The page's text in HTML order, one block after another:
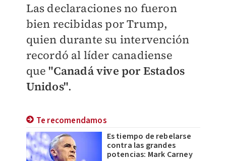
Las declaraciones no fueron
bien recibidas por Trump,
quien durante su intervención
recordó al líder canadiense
que"Canadá vive por Estados
Unidos".
Te recomendamos
Es tiempo de rebelarse
contra las grandes
potencias: Mark Carney